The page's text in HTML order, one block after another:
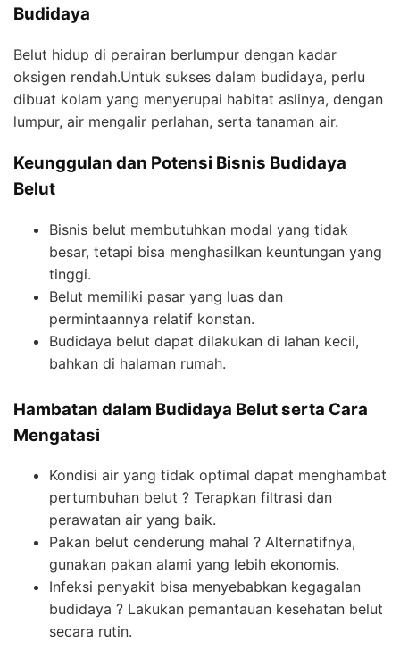
Budidaya
Belut hidup di perairan berlumpur dengan kadar
oksigen rendah.Untuk sukses dalam budidaya, perlu
dibuat kolam yang menyerupai habitat aslinya, dengan
lumpur, air mengalir perlahan, serta tanaman air.
Keunggulan dan Potensi Bisnis Budidaya
Belut
Bisnis belut membutuhkan modal yang tidak
besar, tetapi bisa menghasilkan keuntungan yang
tinggi.
Belut memiliki pasar yang luas dan
permintaannya relatif konstan.
Budidaya belut dapat dilakukan di lahan kecil,
bahkan di halaman rumah.
Hambatan dalam Budidaya Belut serta Cara
Mengatasi
Kondisi air yang tidak optimal dapat menghambat
pertumbuhan belut ? Terapkan filtrasi dan
perawatan air yang baik.
Pakan belut cenderung mahal ? Alternatifnya,
gunakan pakan alami yang lebih ekonomis.
Infeksi penyakit bisa menyebabkan kegagalan
budidaya ? Lakukan pemantauan kesehatan belut
secara rutin.